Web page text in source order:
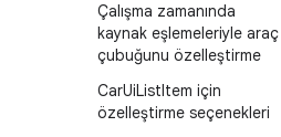
Çalışma zamanında
kaynak eşlemeleriyle araç
çubuğunu özelleştirme
CarUiListItem için
özelleştirme seçenekleri